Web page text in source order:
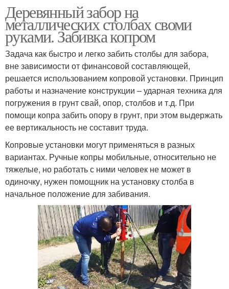
Деревянный забор на
металлических столбах своми
руками. Забивка копром
Задача как быстро и легко забить столбы для забора,
вне зависимости от финансовой составляющей,
решается использованием копровой установки. Принцип
работы и назначение конструкции – ударная техника для
погружения в грунт свай, опор, столбов и т.д. При
помощи копра забить опору в грунт, при этом выдержать
ее вертикальность не составит труда.
Копровые установки могут применяться в разных
вариантах. Ручные копры мобильные, относительно не
тяжелые, но работать с ними человек не может в
одиночку, нужен помощник на установку столба в
начальное положение для забивания.